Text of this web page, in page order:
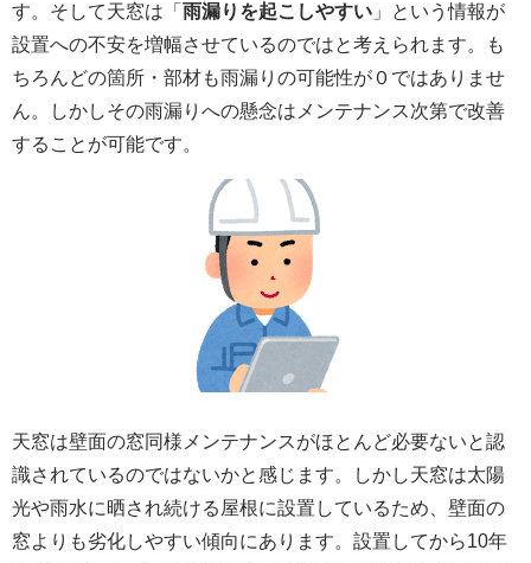
す。そして天窓は「 雨漏りを起こしやすい 」という情報が
設置への不安を増幅させているのではと考えられます。も
ちろんどの箇所・部材も雨漏りの可能性が０ではありませ
ん。しかしその雨漏りへの懸念はメンテナンス次第で改善
することが可能です。
天窓は壁面の窓同様メンテナンスがほとんど必要ないと認
識されているのではないかと感じます。しかし天窓は太陽
光や雨水に晒され続ける屋根に設置しているため、壁面の
窓よりも劣化しやすい傾向にあります。設置してから10年